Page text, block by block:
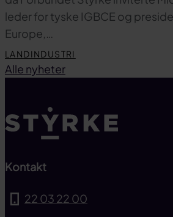
leder for tyske IGBCE og
Europe,…
LANDINDUSTRI
Alle nyheter
Kontakt
22 03 22 00